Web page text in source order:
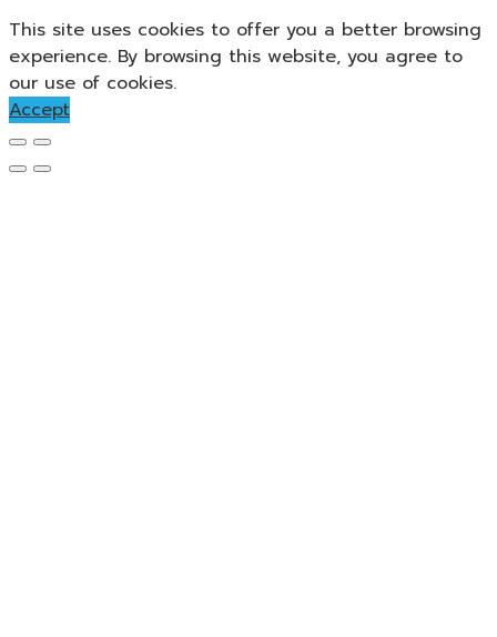
This site uses cookies to offer you a better browsing
experience. By browsing this website, you agree to
our use of cookies.
Accept